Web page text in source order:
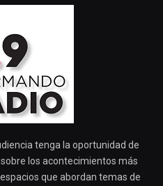
tenga la oportunidad de
los acontecimientos más
que abordan temas de